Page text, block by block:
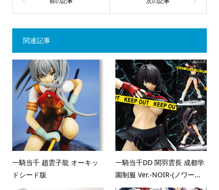
関連記事
一騎当千 趙雲子龍 オーキッ
ドシード版
一騎当千DD 関羽雲長 成都学
園制服 Ver.-NOIR-(ノワー...